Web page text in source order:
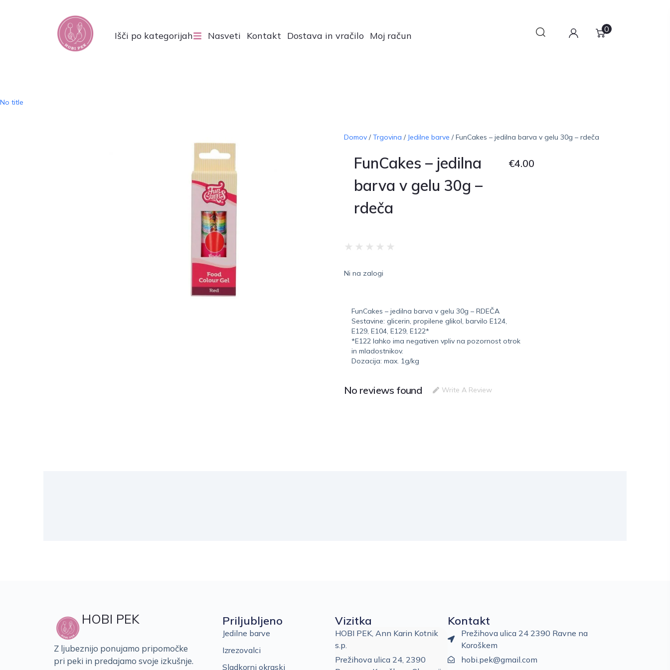
Išči po kategorijah Nasveti Kontakt Dostava in vračilo Moj račun
0
No title
Domov/Trgovina / Jedilne barve / FunCakes – jedilna barva v gelu 30g – rdeča
FunCakes – jedilna
barva v gelu 30g –
rdeča
€4.00
★ ★ ★ ★ ★
Ni na zalogi
FunCakes – jedilna barva v gelu 30g – RDEČA
Sestavine: glicerin, propilene glikol, barvilo E124,
E129, E104, E129, E122*
*E122 lahko ima negativen vpliv na pozornost otrok
in mladostnikov.
Dozacija: max. 1g/kg
No reviews found Write A Review
HOBI PEK
Z ljubeznijo ponujamo pripomočke
pri peki in predajamo svoje izkušnje.
Priljubljeno
Jedilne barve
Izrezovalci
Sladkorni okraski
Vizitka
HOBI PEK, Ann Karin Kotnik
s.p.
Prežihova ulica 24, 2390
Kontakt
Prežihova ulica 24 2390 Ravne na
Koroškem
hobi.pek@gmail.com